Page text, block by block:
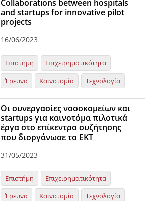
Collaborations between hospitals
and startups for innovative pilot
projects
16/06/2023
Επιστήμη
Επιχειρηματικότητα
Έρευνα
Καινοτομία Τεχνολογία
Οι συνεργασίες νοσοκομείων και
startups για καινοτόμα πιλοτικά
έργα στο επίκεντρο συζήτησης
που διοργάνωσε το ΕΚΤ
31/05/2023
Επιστήμη
Επιχειρηματικότητα
Έρευνα
Καινοτομία Τεχνολογία